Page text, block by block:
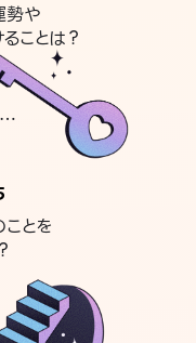
勢や
ことは？
…
とを